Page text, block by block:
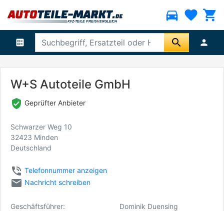
directions_car favorite shopping_cart
ballot search person
W+S Autoteile GmbH
verified_user Geprüfter Anbieter
Schwarzer Weg 10
32423 Minden
Deutschland
phone_in_talk Telefonnummer anzeigen
email Nachricht schreiben
Geschäftsführer:
Dominik Duensing